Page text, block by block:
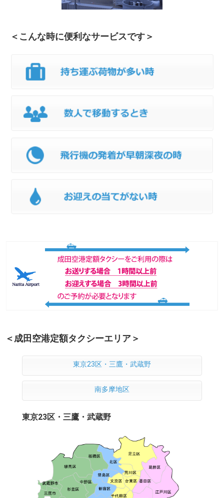
＜こんな時に便利なサービスです＞
＜成田空港定額タクシーエリア＞
東京23区・三鷹・武蔵野
南多摩地区
東京23区・三鷹・武蔵野